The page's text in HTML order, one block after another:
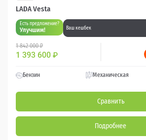
LADA Vesta
Есть предложение?
Улучшим! Ваш кешбек
1 842 000 ₽
1 393 600 ₽
Бензин Механическая
Сравнить
Подробнее